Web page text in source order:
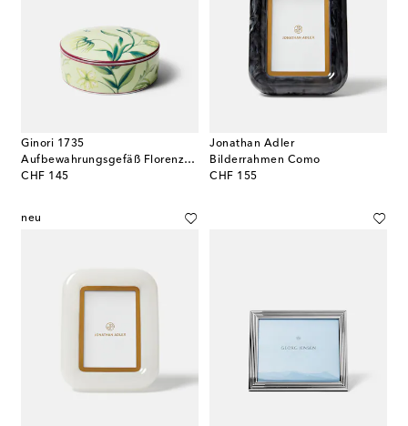
Ginori 1735
Aufbewahrungsgefäß Florenza aus Porzellan
CHF 145
original price
Jonathan Adler
Bilderrahmen Como
CHF 155
original price
neu